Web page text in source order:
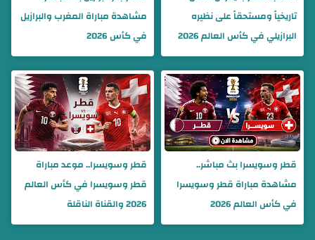
تاريخياً ومستحقاً على نظيره
البرازيلي في كأس العالم 2026
مشاهدة مباراة المغرب والبرازيل
في كأس 2026
قطر وسويسرا بث مباشر..
مشاهدة مباراة قطر وسويسرا
في كأس العالم 2026
قطر وسويسرا.. موعد مباراة
قطر وسويسرا في كأس العالم
2026 والقناة الناقلة